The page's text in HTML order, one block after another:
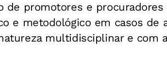
de promotores e
e metodológico em casos de
multidisciplinar e com